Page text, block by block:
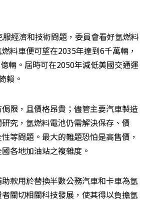
經濟和技術問題，委員會看好氫燃料
料車便可望在2035年達到6千萬輛，
輛。屆時可在2050年減低美國交通運
賴。
限，且價格昂貴；儘管主要汽車製造
究，氫燃料電池仍需解決保存、價
等問題。最大的難題恐怕是高售價，
各地加油站之複雜度。
款用於替換半數公務汽車和卡車為氫
關切相關科技發展，使其得以負擔氫